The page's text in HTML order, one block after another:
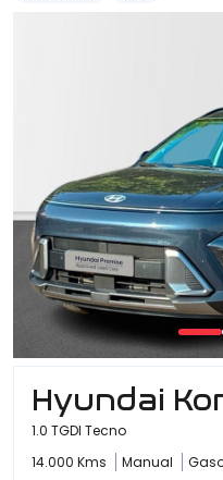
Hyundai
1.0 TGDI Tecno
14.000 Kms
Manual